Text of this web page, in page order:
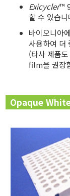
Exicycler™
할 수 있습니
바이오니아
사용하여 더
(타사 제품
film을 권장
Opaque